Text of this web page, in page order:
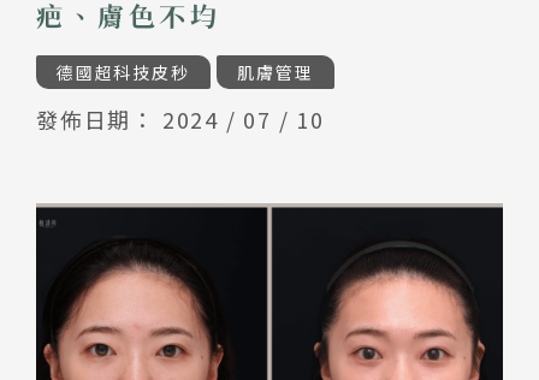
疤、膚色不均
德國超科技皮秒 肌膚管理
發佈日期： 2024 / 07 / 10